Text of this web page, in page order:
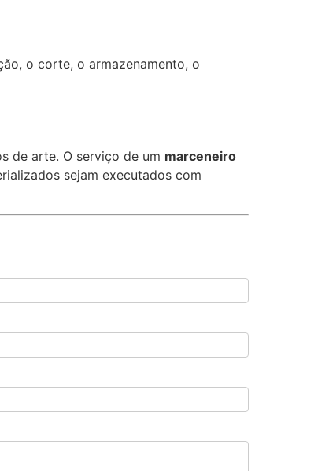
o corte, o armazenamento, o
de arte. O serviço de um marceneiro
sejam executados com